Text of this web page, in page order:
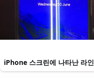
iPhone 스크린에 나타난 라인